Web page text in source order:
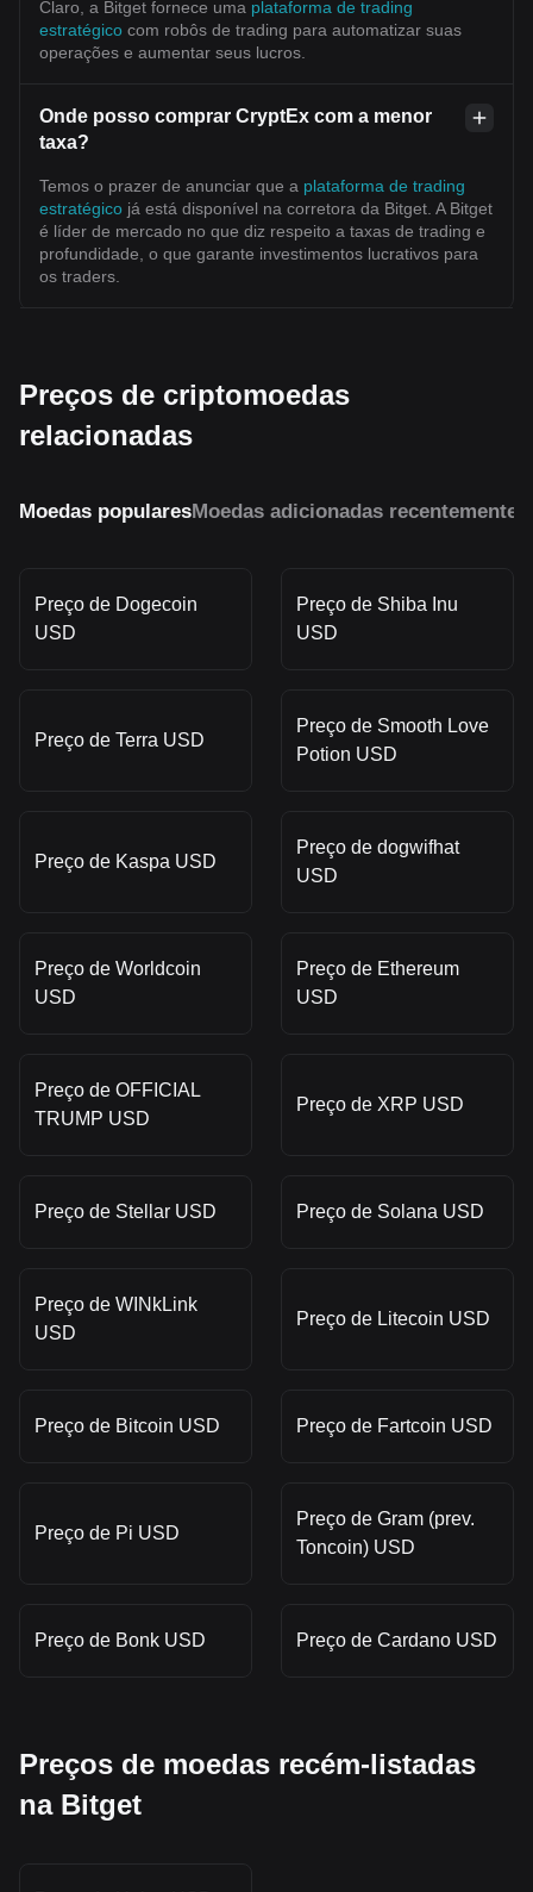
Claro, a Bitget fornece uma plataforma de trading
estratégico com robôs de trading para automatizar suas
operações e aumentar seus lucros.
Onde posso comprar CryptEx com a menor
taxa?
Temos o prazer de anunciar que a plataforma de trading
estratégico já está disponível na corretora da Bitget. A Bitget
é líder de mercado no que diz respeito a taxas de trading e
profundidade, o que garante investimentos lucrativos para
os traders.
Preços de criptomoedas
relacionadas
Moedas popularesMoedas adicionadas recentemente
Preço de Dogecoin
USD
Preço de Shiba Inu
USD
Preço de Terra USD
Preço de Smooth Love
Potion USD
Preço de Kaspa USD
Preço de dogwifhat
USD
Preço de Worldcoin
USD
Preço de Ethereum
USD
Preço de OFFICIAL
TRUMP USD
Preço de XRP USD
Preço de Stellar USD Preço de Solana USD
Preço de WINkLink
USD
Preço de Litecoin USD
Preço de Bitcoin USD Preço de Fartcoin USD
Preço de Pi USD
Preço de Gram (prev.
Toncoin) USD
Preço de Bonk USD Preço de Cardano USD
Preços de moedas recém-listadas
na Bitget